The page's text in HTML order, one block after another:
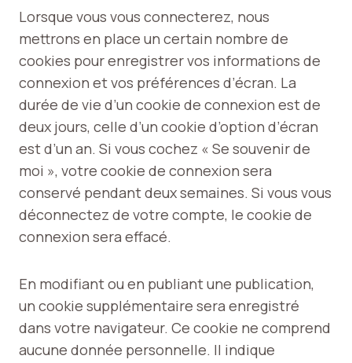
Lorsque vous vous connecterez, nous
mettrons en place un certain nombre de
cookies pour enregistrer vos informations de
connexion et vos préférences d’écran. La
durée de vie d’un cookie de connexion est de
deux jours, celle d’un cookie d’option d’écran
est d’un an. Si vous cochez « Se souvenir de
moi », votre cookie de connexion sera
conservé pendant deux semaines. Si vous vous
déconnectez de votre compte, le cookie de
connexion sera effacé.
En modifiant ou en publiant une publication,
un cookie supplémentaire sera enregistré
dans votre navigateur. Ce cookie ne comprend
aucune donnée personnelle. Il indique